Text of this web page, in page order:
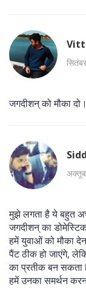
जगदीशन् को मौका दो।
मुझे लगता है ये बहुत
जगदीशन् का
हमें युवाओं को मौका
पैंट ठीक हो जाएंगे,
का प्रतीक बन सकता
हमें उनका समर्थन